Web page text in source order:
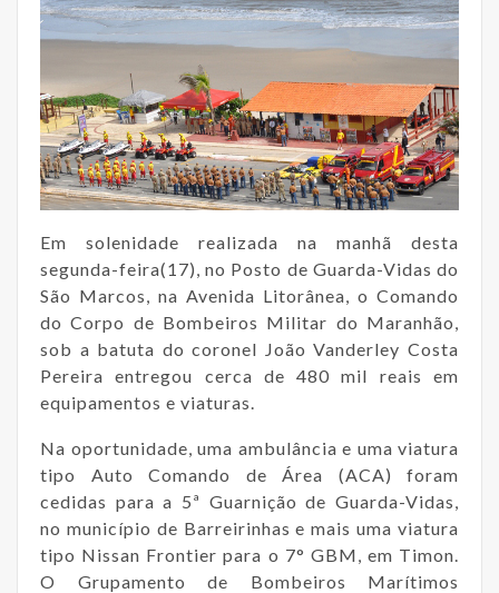
Em solenidade realizada na manhã desta
segunda-feira(17), no Posto de Guarda-Vidas do
São Marcos, na Avenida Litorânea, o Comando
do Corpo de Bombeiros Militar do Maranhão,
sob a batuta do coronel João Vanderley Costa
Pereira entregou cerca de 480 mil reais em
equipamentos e viaturas.
Na oportunidade, uma ambulância e uma viatura
tipo Auto Comando de Área (ACA) foram
cedidas para a 5ª Guarnição de Guarda-Vidas,
no município de Barreirinhas e mais uma viatura
tipo Nissan Frontier para o 7° GBM, em Timon.
O Grupamento de Bombeiros Marítimos